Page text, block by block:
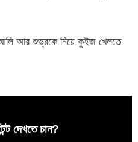
আলি আর শুভ্রকে নিয়ে কুইজ খেলতে
দেখতে চান?